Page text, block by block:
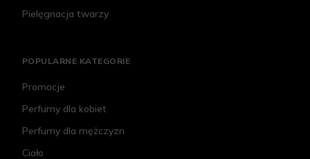
Pielęgnacja twarzy
POPULARNE KATEGORIE
Promocje
Perfumy dla kobiet
Perfumy dla mężczyzn
Ciało